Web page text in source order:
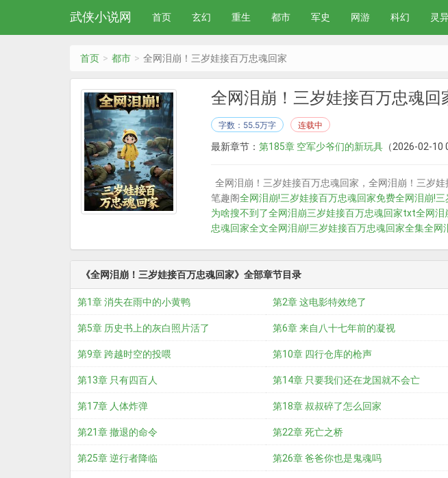
武侠小说网 首页 玄幻 重生 都市 军史 网游 科幻 灵
首页 都市 全网泪崩！三岁娃接百万忠魂回家
全网泪崩！三岁娃接百万忠魂回
字数：55.5万字 连载中
最新章节： 第185章 空军少爷们的新玩具（2026-02-10
全网泪崩！三岁娃接百万忠魂回家，全网泪崩！三岁
笔趣阁全网泪崩!三岁娃接百万忠魂回家免费全网泪崩!
为啥搜不到了全网泪崩三岁娃接百万忠魂回家txt全网泪
忠魂回家全文全网泪崩!三岁娃接百万忠魂回家全集全网
《全网泪崩！三岁娃接百万忠魂回家》全部章节目录
第1章 消失在雨中的小黄鸭 第2章 这电影特效绝了
第5章 历史书上的灰白照片活了 第6章 来自八十七年前的凝视
第9章 跨越时空的投喂 第10章 四行仓库的枪声
第13章 只有四百人 第14章 只要我们还在龙国就不会亡
第17章 人体炸弹 第18章 叔叔碎了怎么回家
第21章 撤退的命令 第22章 死亡之桥
第25章 逆行者降临 第26章 爸爸你也是鬼魂吗